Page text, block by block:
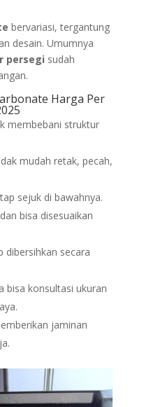
bervariasi, tergantung
desain. Umumnya
persegi sudah
Harga Per
membebani struktur
mudah retak, pecah,
sejuk di bawahnya.
bisa disesuaikan
dibersihkan secara
bisa konsultasi ukuran
jaminan